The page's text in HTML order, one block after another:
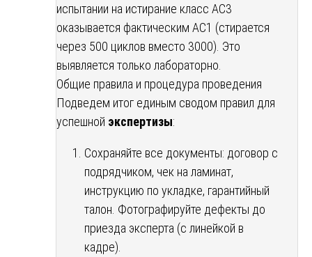
испытании на истирание класс AC3
оказывается фактическим AC1 (стирается
через 500 циклов вместо 3000). Это
выявляется только лабораторно.
Общие правила и процедура проведения
Подведем итог единым сводом правил для
успешной экспертизы:
Сохраняйте все документы: договор с
подрядчиком, чек на ламинат,
инструкцию по укладке, гарантийный
талон. Фотографируйте дефекты до
приезда эксперта (с линейкой в
кадре).